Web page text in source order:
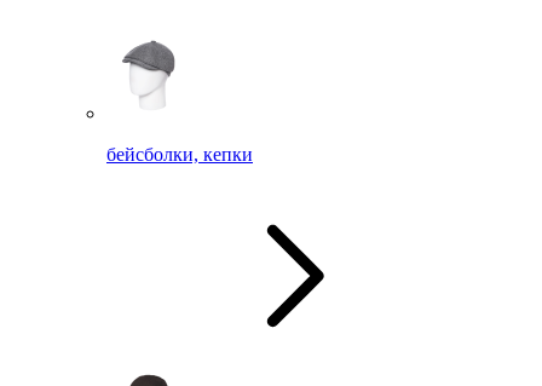
бейсболки, кепки